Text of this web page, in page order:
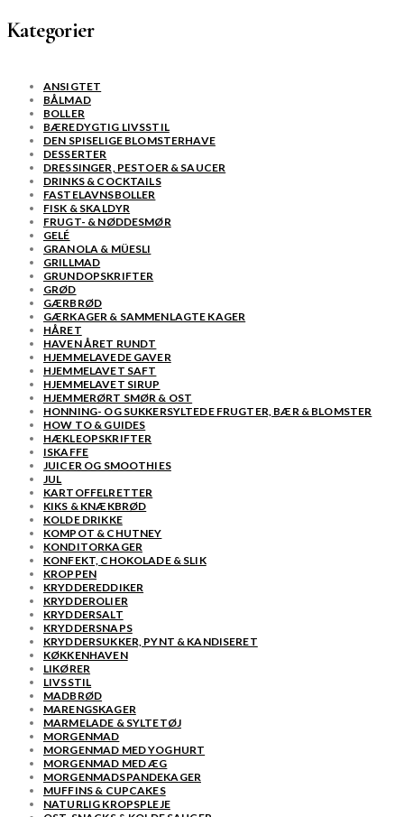
Kategorier
ANSIGTET
BÅLMAD
BOLLER
BÆREDYGTIG LIVSSTIL
DEN SPISELIGE BLOMSTERHAVE
DESSERTER
DRESSINGER, PESTOER & SAUCER
DRINKS & COCKTAILS
FASTELAVNSBOLLER
FISK & SKALDYR
FRUGT- & NØDDESMØR
GELÉ
GRANOLA & MÜESLI
GRILLMAD
GRUNDOPSKRIFTER
GRØD
GÆRBRØD
GÆRKAGER & SAMMENLAGTE KAGER
HÅRET
HAVEN ÅRET RUNDT
HJEMMELAVEDE GAVER
HJEMMELAVET SAFT
HJEMMELAVET SIRUP
HJEMMERØRT SMØR & OST
HONNING- OG SUKKERSYLTEDE FRUGTER, BÆR & BLOMSTER
HOW TO & GUIDES
HÆKLEOPSKRIFTER
ISKAFFE
JUICER OG SMOOTHIES
JUL
KARTOFFELRETTER
KIKS & KNÆKBRØD
KOLDE DRIKKE
KOMPOT & CHUTNEY
KONDITORKAGER
KONFEKT, CHOKOLADE & SLIK
KROPPEN
KRYDDEREDDIKER
KRYDDEROLIER
KRYDDERSALT
KRYDDERSNAPS
KRYDDERSUKKER, PYNT & KANDISERET
KØKKENHAVEN
LIKØRER
LIVSSTIL
MADBRØD
MARENGSKAGER
MARMELADE & SYLTETØJ
MORGENMAD
MORGENMAD MED YOGHURT
MORGENMAD MED ÆG
MORGENMADSPANDEKAGER
MUFFINS & CUPCAKES
NATURLIG KROPSPLEJE